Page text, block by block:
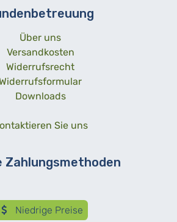
Über uns
Versandkosten
Widerrufsrecht
Downloads
Sie uns
Zahlungsmethoden
Niedrige Preise